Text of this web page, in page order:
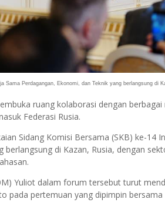
Sama Perdagangan, Ekonomi, dan Teknik yang berlangsung di
ruang kolaborasi dengan
Federasi Rusia.
Sidang Komisi Bersama (SKB) ke-14
di Kazan, Rusia, dengan
Yuliot dalam forum tersebut turut
pada pertemuan yang dipimpin